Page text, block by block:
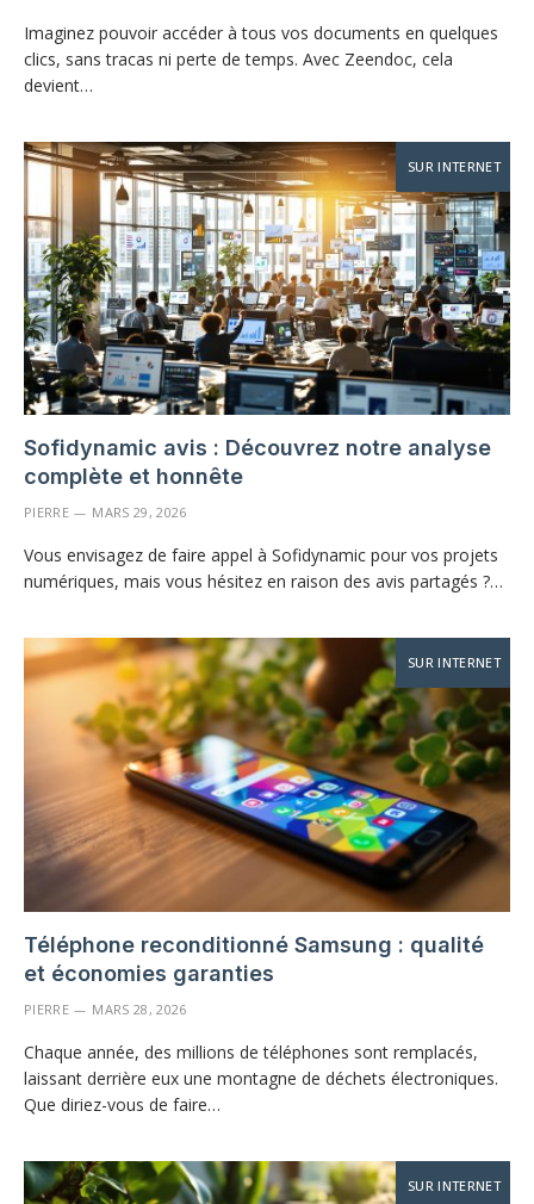
Imaginez pouvoir accéder à tous vos documents en quelques
clics, sans tracas ni perte de temps. Avec Zeendoc, cela
devient…
SUR INTERNET
Sofidynamic avis : Découvrez notre analyse
complète et honnête
PIERRE MARS 29, 2026
Vous envisagez de faire appel à Sofidynamic pour vos projets
numériques, mais vous hésitez en raison des avis partagés ?…
SUR INTERNET
Téléphone reconditionné Samsung : qualité
et économies garanties
PIERRE MARS 28, 2026
Chaque année, des millions de téléphones sont remplacés,
laissant derrière eux une montagne de déchets électroniques.
Que diriez-vous de faire…
SUR INTERNET